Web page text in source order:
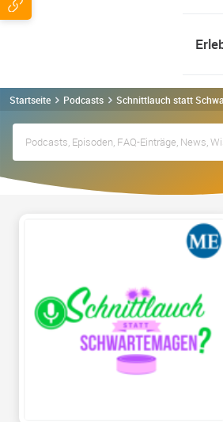
Startseite Podcasts Schnittlauch statt